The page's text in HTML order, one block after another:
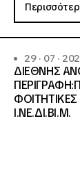
29 · 07 ·
ΔΙΕΘΝΗΣ
ΦΟΙΤΗΤΙΚΕΣ
Ι.ΝΕ.ΔΙ.ΒΙ.Μ.